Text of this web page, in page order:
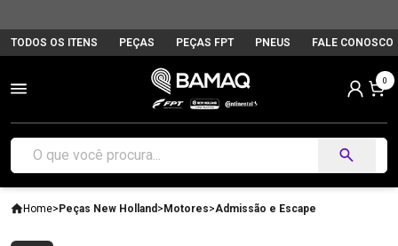
TODOS OS ITENS PEÇAS PEÇAS FPT PNEUS FALE CONOSCO
0
Home>Peças New Holland >Motores>Admissão e Escape